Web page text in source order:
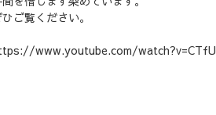
ご覧ください。
www.youtube.com/